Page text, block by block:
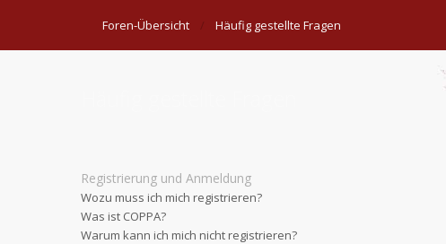
Foren-Übersicht Häufig gestellte Fragen
Registrierung und Anmeldung
Wozu muss ich mich registrieren?
Was ist COPPA?
Warum kann ich mich nicht registrieren?